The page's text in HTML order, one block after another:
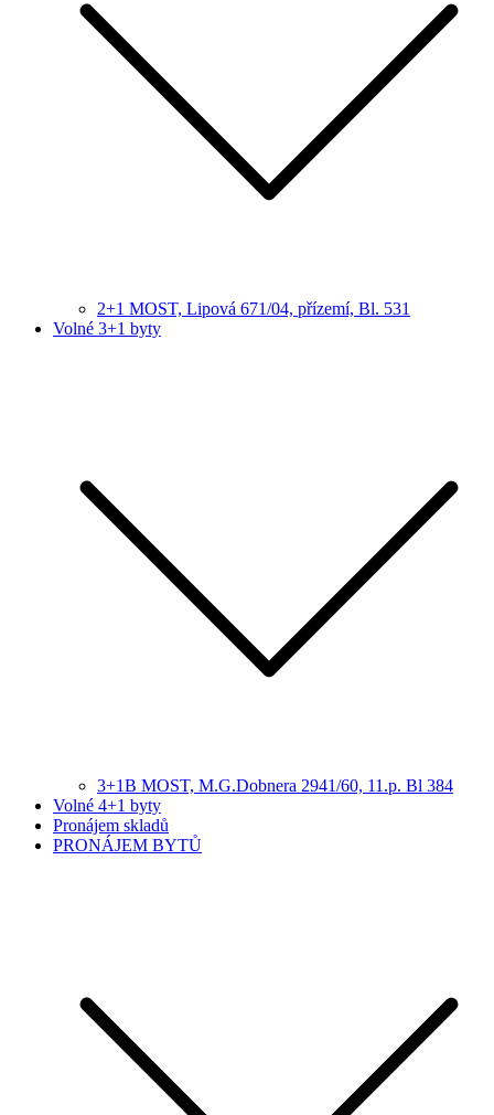
2+1 MOST, Lipová 671/04, přízemí, Bl. 531
Volné 3+1 byty
3+1B MOST, M.G.Dobnera 2941/60, 11.p. Bl 384
Volné 4+1 byty
Pronájem skladů
PRONÁJEM BYTŮ